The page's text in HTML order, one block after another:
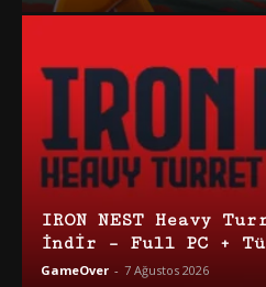
IRON NEST Heavy
İndir – Full PC +
GameOver - 7 Ağustos 2026